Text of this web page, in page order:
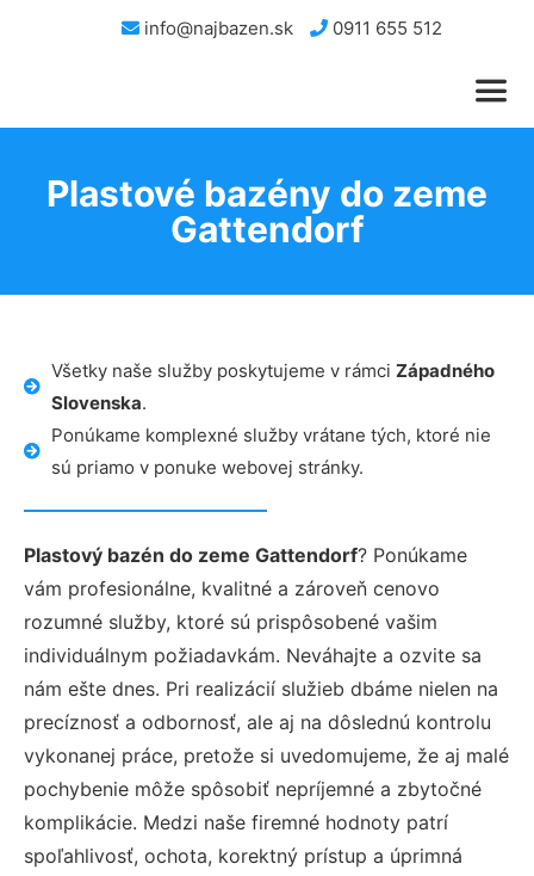
info@najbazen.sk 0911 655 512
Plastové bazény do zeme
Gattendorf
Všetky naše služby poskytujeme v rámci Západného
Slovenska.
Ponúkame komplexné služby vrátane tých, ktoré nie
sú priamo v ponuke webovej stránky.
Plastový bazén do zeme Gattendorf? Ponúkame
vám profesionálne, kvalitné a zároveň cenovo
rozumné služby, ktoré sú prispôsobené vašim
individuálnym požiadavkám. Neváhajte a ozvite sa
nám ešte dnes. Pri realizácií služieb dbáme nielen na
precíznosť a odbornosť, ale aj na dôslednú kontrolu
vykonanej práce, pretože si uvedomujeme, že aj malé
pochybenie môže spôsobiť nepríjemné a zbytočné
komplikácie. Medzi naše firemné hodnoty patrí
spoľahlivosť, ochota, korektný prístup a úprimná